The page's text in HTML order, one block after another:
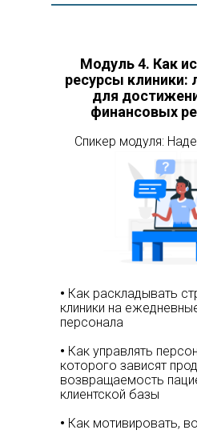
Модуль 4. Как
ресурсы клиники:
для
финансовых
• Как раскладывать
клиники на
персонала
• Как управлять
которого зависят
возвращаемость
клиентской базы
• Как мотивировать,
Спикер модуля: